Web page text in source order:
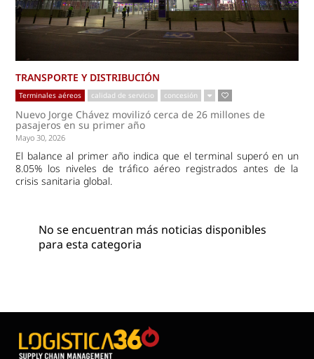
TRANSPORTE Y DISTRIBUCIÓN
Terminales aéreos calidad de servicio concesión
Nuevo Jorge Chávez movilizó cerca de 26 millones de
pasajeros en su primer año
Mayo 30, 2026
El balance al primer año indica que el terminal superó en un
8.05% los niveles de tráfico aéreo registrados antes de la
crisis sanitaria global.
No se encuentran más noticias disponibles
para esta categoria